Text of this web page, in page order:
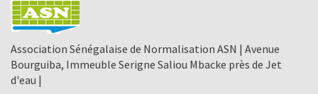
Association Sénégalaise de Normalisation ASN | Avenue
Bourguiba, Immeuble Serigne Saliou Mbacke près de Jet
d'eau |